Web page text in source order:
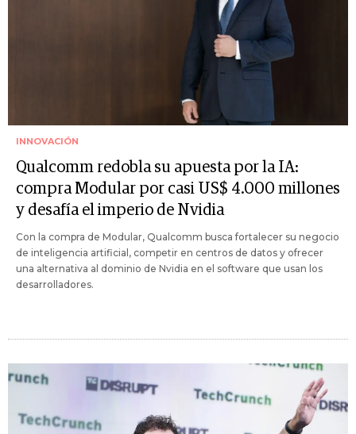
INNOVACIÓN
Qualcomm redobla su apuesta por la IA:
compra Modular por casi US$ 4.000 millones
y desafía el imperio de Nvidia
Con la compra de Modular, Qualcomm busca fortalecer su negocio
de inteligencia artificial, competir en centros de datos y ofrecer
una alternativa al dominio de Nvidia en el software que usan los
desarrolladores.